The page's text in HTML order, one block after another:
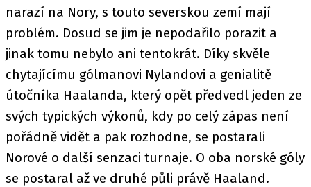
narazí na Nory, s touto severskou zemí mají
problém. Dosud se jim je nepodařilo porazit a
jinak tomu nebylo ani tentokrát. Díky skvěle
chytajícímu gólmanovi Nylandovi a genialitě
útočníka Haalanda, který opět předvedl jeden ze
svých typických výkonů, kdy po celý zápas není
pořádně vidět a pak rozhodne, se postarali
Norové o další senzaci turnaje. O oba norské góly
se postaral až ve druhé půli právě Haaland.